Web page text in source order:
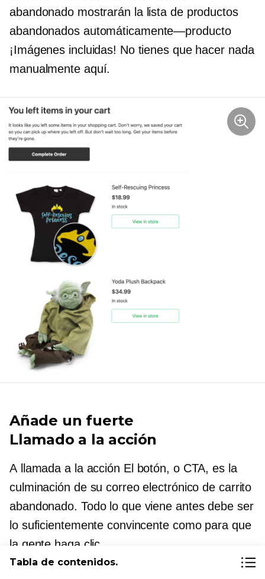
abandonado mostrarán la lista de productos
abandonados automáticamente—producto
¡Imágenes incluidas! No tienes que hacer nada
manualmente aquí.
Añade un fuerte
Llamado a la acción
A llamada a la acción El botón, o CTA, es la
culminación de su correo electrónico de carrito
abandonado. Todo lo que viene antes debe ser
lo suficientemente convincente como para que
la gente haga clic.
Tabla de contenidos.